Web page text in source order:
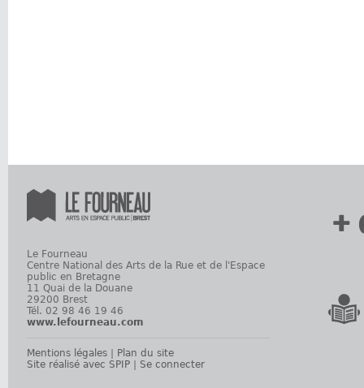
Le Fourneau
Centre National des Arts de la Rue et de l'Espace
public en Bretagne
11 Quai de la Douane
29200 Brest
Tél. 02 98 46 19 46
www.lefourneau.com
Mentions légales
Plan du site
Site réalisé avec SPIP
Se connecter
+